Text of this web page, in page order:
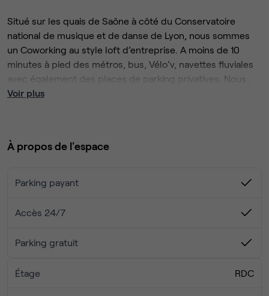
Situé sur les quais de Saône à côté du Conservatoire
national de musique et de danse de Lyon, nous sommes
un Coworking au style loft d’entreprise. A moins de 10
minutes à pied des métros, bus, Vélo’v, navettes fluviales
avec également des places de parking privatives, Nous
sommes un havre de confort et de calme pour travailler
composée d’une trentaine d’entrepreneurs et de salariés.
1 mois de préavis.
Voir plus
À propos de l'espace
Parking payant
Accès 24/7
Parking gratuit
Étage RDC